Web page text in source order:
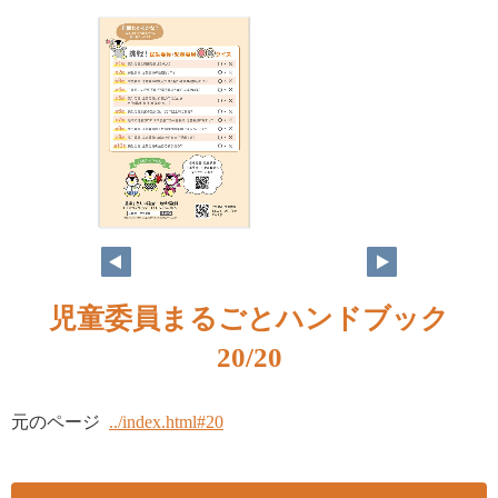
児童委員まるごとハンドブック
20/20
元のページ ../index.html#20